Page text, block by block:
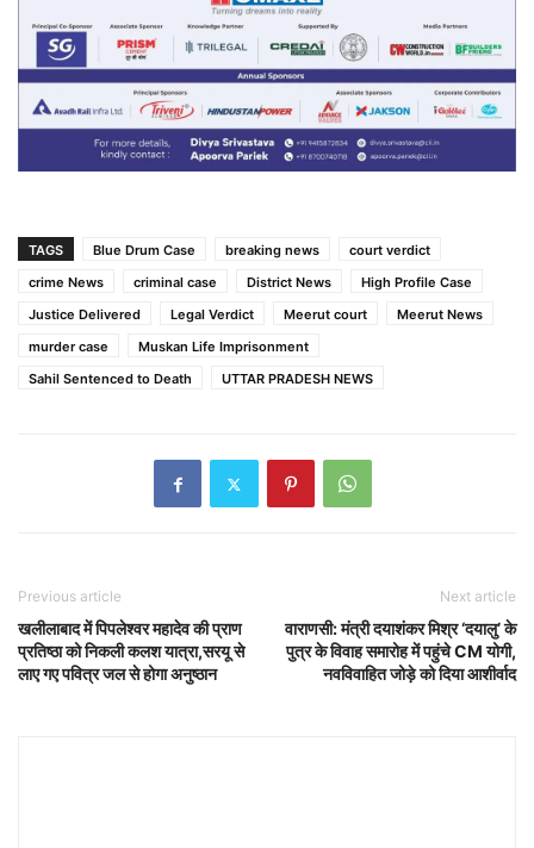
TAGS Blue Drum Case breaking news
court verdict
crime News
criminal case District News
High Profile Case
Justice Delivered
Legal Verdict Meerut court
Meerut News
murder case
Muskan Life Imprisonment
Sahil Sentenced to Death
UTTAR PRADESH NEWS
Previous article
खलीलाबाद में पिपलेश्वर महादेव की प्राण
प्रतिष्ठा को निकली कलश यात्रा,सरयू से
लाए गए पवित्र जल से होगा अनुष्ठान
Next article
वाराणसी: मंत्री दयाशंकर मिश्र ‘दयालु’ के
पुत्र के विवाह समारोह में पहुंचे CM योगी,
नवविवाहित जोड़े को दिया आशीर्वाद